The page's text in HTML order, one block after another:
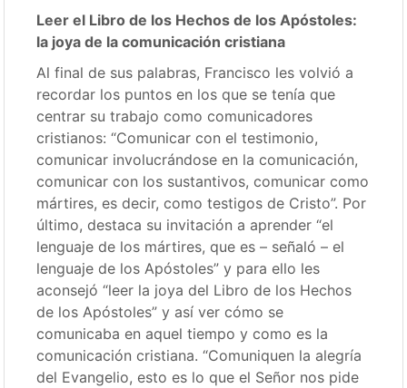
Leer el Libro de los Hechos de los Apóstoles:
la joya de la comunicación cristiana
Al final de sus palabras, Francisco les volvió a
recordar los puntos en los que se tenía que
centrar su trabajo como comunicadores
cristianos: “Comunicar con el testimonio,
comunicar involucrándose en la comunicación,
comunicar con los sustantivos, comunicar como
mártires, es decir, como testigos de Cristo”. Por
último, destaca su invitación a aprender “el
lenguaje de los mártires, que es – señaló – el
lenguaje de los Apóstoles” y para ello les
aconsejó “leer la joya del Libro de los Hechos
de los Apóstoles” y así ver cómo se
comunicaba en aquel tiempo y como es la
comunicación cristiana. “Comuniquen la alegría
del Evangelio, esto es lo que el Señor nos pide